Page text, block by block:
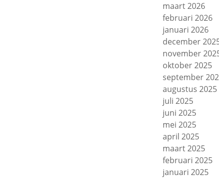
maart 2026
februari 2026
januari 2026
december
november
oktober 2025
september
augustus 2025
juli 2025
juni 2025
mei 2025
april 2025
maart 2025
februari 2025
januari 2025